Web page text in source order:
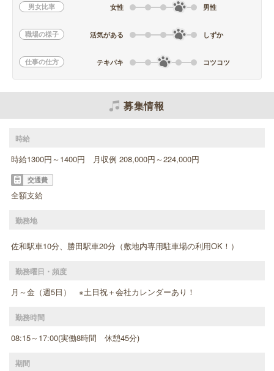
男女比率 女性 男性
職場の様子 活気がある しずか
仕事の仕方 テキパキ コツコツ
募集情報
時給
時給1300円～1400円 月収例 208,000円～224,000円
交通費
全額支給
勤務地
佐和駅車10分、勝田駅車20分（敷地内専用駐車場の利用OK！）
勤務曜日・頻度
月～金（週5日） ※土日祝＋会社カレンダーあり！
勤務時間
08:15～17:00(実働8時間 休憩45分)
期間